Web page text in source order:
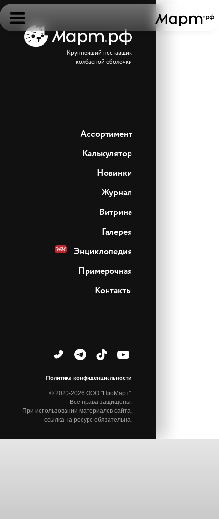
Ассортимент
Новинки
Журнал
Галерея
Витрина
Энциклопедия
Примерочная
Контакты
© 2020-2026 ООО "ПроМарт".
Все права защищены.
При использовании материалов сайта,
ссылка на ресурс обязательна.
Политика конфиденциальности
Крупнейший поставщик
колбасной оболочки
Калькулятор